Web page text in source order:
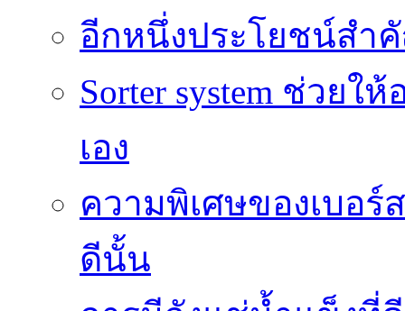
อีกหนึ่งประโยชน์สำคั
Sorter system ช่วย
เอง
ความพิเศษของเบอ
ดีนั้น